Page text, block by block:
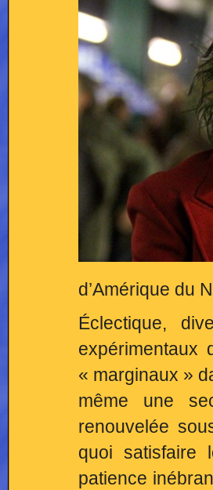
d’Amérique du
Éclectique,
expérimentaux
« marginaux »
même une
renouvelée
quoi satisfaire
patience